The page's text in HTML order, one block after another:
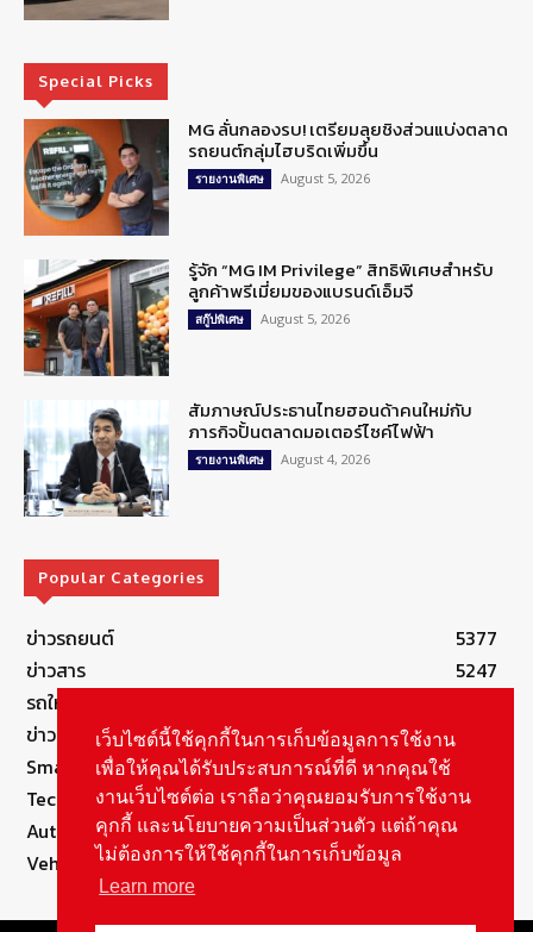
Special Picks
MG ลั่นกลองรบ! เตรียมลุยชิงส่วนแบ่งตลาด
รถยนต์กลุ่มไฮบริดเพิ่มขึ้น
รายงานพิเศษ August 5, 2026
รู้จัก “MG IM Privilege” สิทธิพิเศษสำหรับ
ลูกค้าพรีเมี่ยมของแบรนด์เอ็มจี
สกู๊ปพิเศษ August 5, 2026
สัมภาษณ์ประธานไทยฮอนด้าคนใหม่กับ
ภารกิจปั้นตลาดมอเตอร์ไซค์ไฟฟ้า
รายงานพิเศษ August 4, 2026
Popular Categories
ข่าวรถยนต์
5377
ข่าวสาร
5247
รถใหม่
ข่าวประชาสัมพันธ์
Smart Life
Technology
Autolife Lifestyle
Vehicle
เว็บไซต์นี้ใช้คุกกี้ในการเก็บข้อมูลการใช้งาน
เพื่อให้คุณได้รับประสบการณ์ที่ดี หากคุณใช้
งานเว็บไซต์ต่อ เราถือว่าคุณยอมรับการใช้งาน
คุกกี้ และนโยบายความเป็นส่วนตัว แต่ถ้าคุณ
ไม่ต้องการให้ใช้คุกกี้ในการเก็บข้อมูล
Learn more